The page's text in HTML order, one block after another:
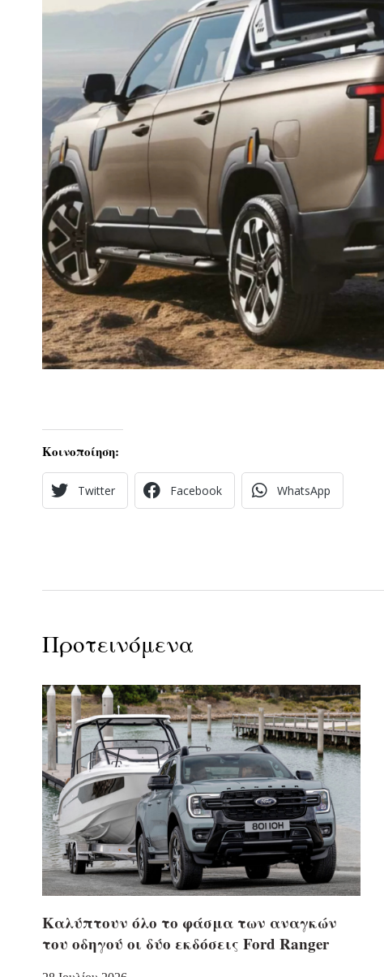
Κοινοποίηση:
Twitter Facebook WhatsApp
Προτεινόμενα
Καλύπτουν όλο το φάσμα των αναγκών
του οδηγού οι δύο εκδόσεις Ford Ranger